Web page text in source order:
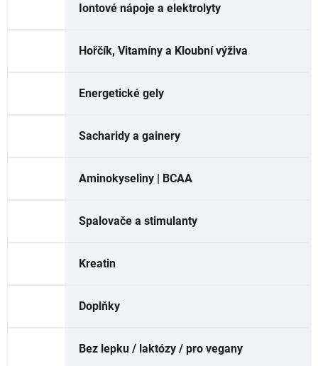
Iontové nápoje a elektrolyty
Hořčík, Vitamíny a Kloubní výživa
Energetické gely
Sacharidy a gainery
Aminokyseliny | BCAA
Spalovače a stimulanty
Kreatin
Doplňky
Bez lepku / laktózy / pro vegany